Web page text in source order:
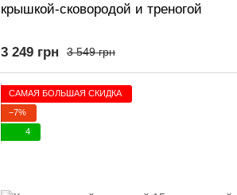
крышкой-сковородой и треногой
3 549 грн
3 249 грн
САМАЯ БОЛЬШАЯ СКИДКА
−7%
4